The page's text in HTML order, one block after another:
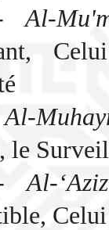
Al-
Al-
le
Al-‘Aziz